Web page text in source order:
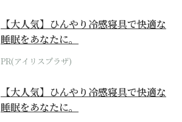
【大人気】ひんやり冷感寝具で快適な
睡眠をあなたに。
PR(アイリスプラザ)
【大人気】ひんやり冷感寝具で快適な
睡眠をあなたに。